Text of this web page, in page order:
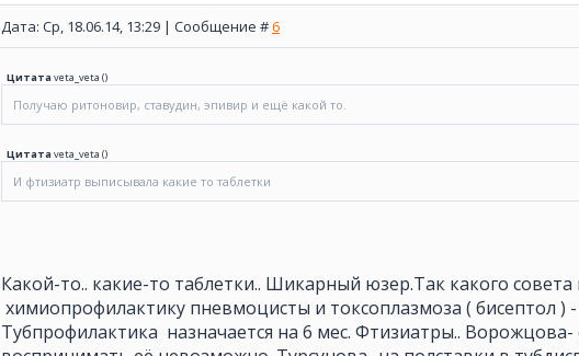
Дата: Ср, 18.06.14, 13:29 | Сообщение #6
Цитатаveta_veta ()
Получаю ритоновир, ставудин, эпивир и ещё какой то.
Цитатаveta_veta ()
И фтизиатр выписывала какие то таблетки
Какой-то.. какие-то таблетки.. Шикарный юзер.Так какого
химиопрофилактику пневмоцисты и токсоплазмоза ( бисептол )
Тубпрофилактика назначается на 6 мес. Фтизиатры..